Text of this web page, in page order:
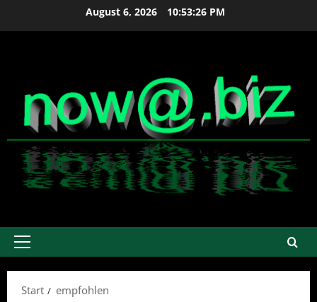
August 6, 2026 10:53:27 PM
Primäres
Start
empfohlen